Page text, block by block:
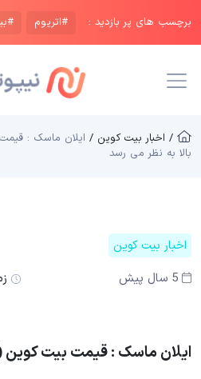
برچسب های پر بازدید : #اتریوم
/ اخبار بیت کوین /
بالا به نظر می رسد
اخبار بیت کوین
5 سال پیش